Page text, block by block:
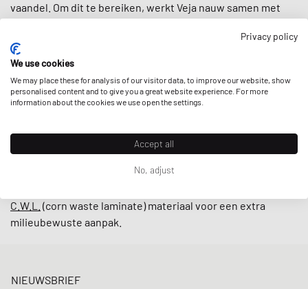
vaandel. Om dit te bereiken, werkt Veja nauw samen met
handelspraktijken, waarbij ernaar wordt gestreefd delokale
gemeenschappen te ondersteunen
zoals biologisch katoen en wild rubber.
laaggesneden modellen zoals deV-10
van Veja tegenwoordig onmisbaar op straat. De kers op de
taart is dat het merk hun sneakers ook in een
C.W.L.
(corn waste laminate) materiaal voor een extra
milieubewuste aanpak.
NIEUWSBRIEF
Privacy policy
We use cookies
We may place these for analysis of our visitor data, to improve our website, show
personalised content and to give you a great website experience. For more
information about the cookies we use open the settings.
Accept all
No, adjust